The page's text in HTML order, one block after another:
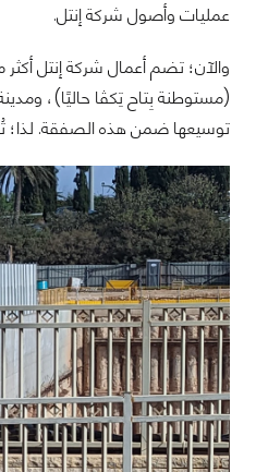
عمليات وأصول شركة إنتل.
(مستوطنة بِتاح تِكڤا حاليًا)،
توسيعها ضمن هذه الصفقة. لذا؛